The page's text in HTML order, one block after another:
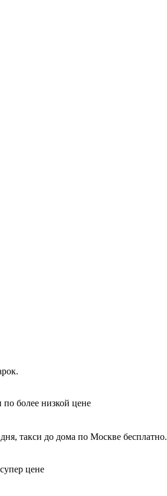
по более низкой цене
такси до дома по Москве бесплатно.
цене